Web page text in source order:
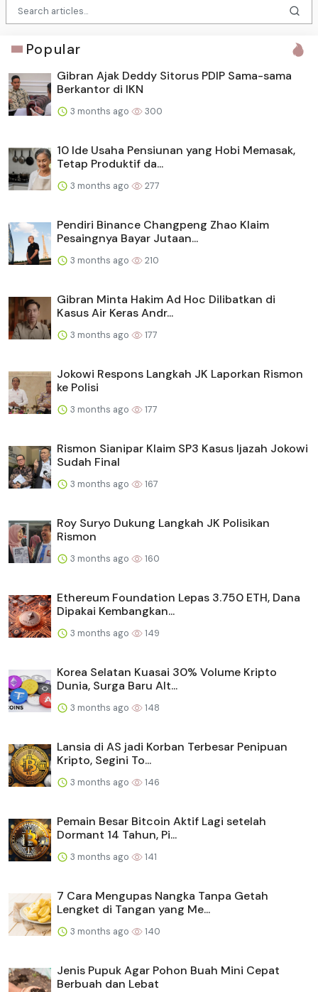
Popular
Gibran Ajak Deddy Sitorus PDIP Sama-sama
Berkantor di IKN
3 months ago 300
10 Ide Usaha Pensiunan yang Hobi Memasak,
Tetap Produktif da...
3 months ago 277
Pendiri Binance Changpeng Zhao Klaim
Pesaingnya Bayar Jutaan...
3 months ago 210
Gibran Minta Hakim Ad Hoc Dilibatkan di
Kasus Air Keras Andr...
3 months ago 177
Jokowi Respons Langkah JK Laporkan Rismon
ke Polisi
3 months ago 177
Rismon Sianipar Klaim SP3 Kasus Ijazah Jokowi
Sudah Final
3 months ago 167
Roy Suryo Dukung Langkah JK Polisikan
Rismon
3 months ago 160
Ethereum Foundation Lepas 3.750 ETH, Dana
Dipakai Kembangkan...
3 months ago 149
Korea Selatan Kuasai 30% Volume Kripto
Dunia, Surga Baru Alt...
3 months ago 148
Lansia di AS jadi Korban Terbesar Penipuan
Kripto, Segini To...
3 months ago 146
Pemain Besar Bitcoin Aktif Lagi setelah
Dormant 14 Tahun, Pi...
3 months ago 141
7 Cara Mengupas Nangka Tanpa Getah
Lengket di Tangan yang Me...
3 months ago 140
Jenis Pupuk Agar Pohon Buah Mini Cepat
Berbuah dan Lebat